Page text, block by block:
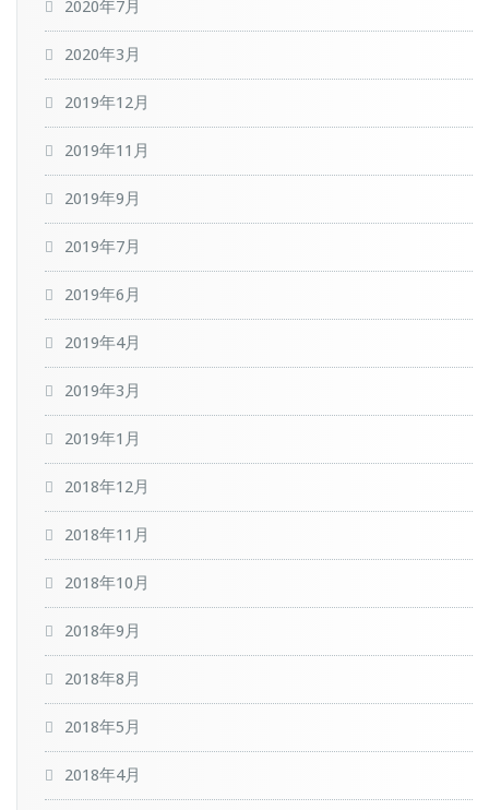
2020年7月
2020年3月
2019年12月
2019年11月
2019年9月
2019年7月
2019年6月
2019年4月
2019年3月
2019年1月
2018年12月
2018年11月
2018年10月
2018年9月
2018年8月
2018年5月
2018年4月